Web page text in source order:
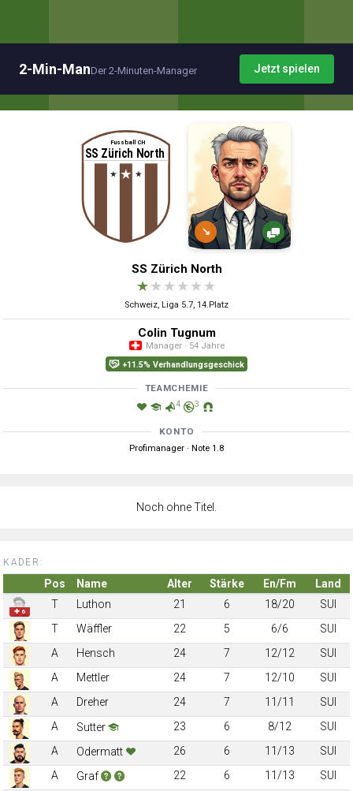
2-Min-ManDer 2-Minuten-Manager Jetzt spielen
↘
SS Zürich North
★★ ★ ★ ★ ★
Schweiz, Liga 5.7, 14.Platz
Colin Tugnum
Manager · 54 Jahre
+11.5% Verhandlungsgeschick
TEAMCHEMIE
4 3
KONTO
Profimanager · Note 1.8
Noch ohne Titel.
KADER:
Pos Name Alter Stärke En/Fm Land
✚ 6
T Luthon 21 6 18/20
SUI
T
Wäffler 22 5 6/6
SUI
A
Hensch 24 7 12/12
SUI
A
Mettler 24 7 12/10
SUI
A
Dreher 24 7 11/11
SUI
A
Sutter 23 6 8/12
SUI
A
Odermatt 26 6 11/13
SUI
A
Graf 22 6 11/13
SUI